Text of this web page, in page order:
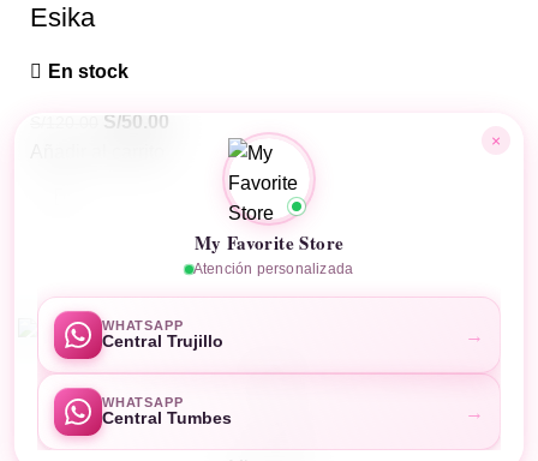
Esika
En stock
S/50.00
MyFavoriteStoreDesarrollado porBusiness Code
Tienda
×
My Favorite Store
Atención personalizada
WHATSAPP
Central Trujillo →
WHATSAPP
Central Tumbes →